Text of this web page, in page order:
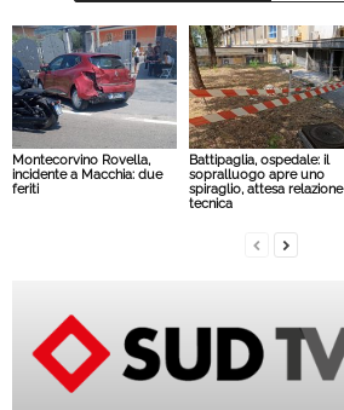
Montecorvino Rovella,
incidente a Macchia: due
feriti
Battipaglia, ospedale: il
sopralluogo apre uno
spiraglio, attesa relazione
tecnica